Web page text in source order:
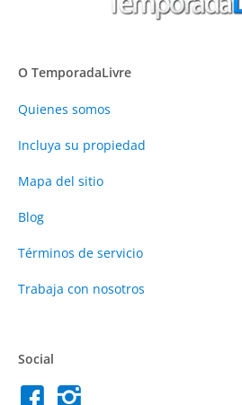
O TemporadaLivre
Quienes somos
Incluya su propiedad
Mapa del sitio
Blog
Términos de servicio
Trabaja con nosotros
Social